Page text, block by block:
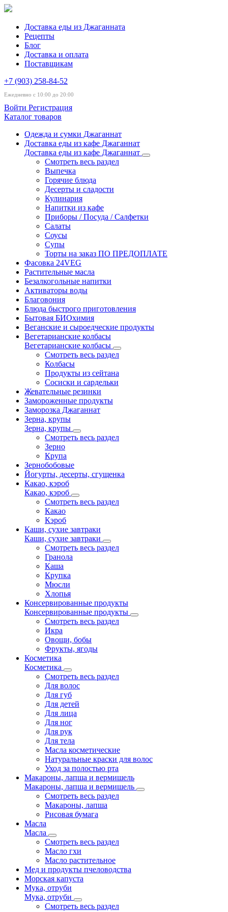
Доставка еды из Джаганната
Рецепты
Блог
Доставка и оплата
Поставщикам
+7 (903) 258-84-52
Ежедневно с 10:00 до 20:00
Войти Регистрация
Каталог товаров
Одежда и сумки Джаганнат
Доставка еды из кафе Джаганнат
Доставка еды из кафе Джаганнат
Смотреть весь раздел
Выпечка
Горячие блюда
Десерты и сладости
Кулинария
Напитки из кафе
Приборы / Посуда / Салфетки
Салаты
Соусы
Супы
Торты на заказ ПО ПРЕДОПЛАТЕ
Фасовка 24VEG
Растительные масла
Безалкогольные напитки
Активаторы воды
Благовония
Блюда быстрого приготовления
Бытовая БИОхимия
Веганские и сыроедческие продукты
Вегетарианские колбасы
Вегетарианские колбасы
Смотреть весь раздел
Колбасы
Продукты из сейтана
Сосиски и сардельки
Жевательные резинки
Замороженные продукты
Заморозка Джаганнат
Зерна, крупы
Зерна, крупы
Смотреть весь раздел
Зерно
Крупа
Зернобобовые
Йогурты, десерты, сгущенка
Какао, кэроб
Какао, кэроб
Смотреть весь раздел
Какао
Кэроб
Каши, сухие завтраки
Каши, сухие завтраки
Смотреть весь раздел
Гранола
Каша
Крупка
Мюсли
Хлопья
Консервированные продукты
Консервированные продукты
Смотреть весь раздел
Икра
Овощи, бобы
Фрукты, ягоды
Косметика
Косметика
Смотреть весь раздел
Для волос
Для губ
Для детей
Для лица
Для ног
Для рук
Для тела
Масла косметические
Натуральные краски для волос
Уход за полостью рта
Макароны, лапша и вермишель
Макароны, лапша и вермишель
Смотреть весь раздел
Макароны, лапша
Рисовая бумага
Масла
Масла
Смотреть весь раздел
Масло гхи
Масло растительное
Мед и продукты пчеловодства
Морская капуста
Мука, отруби
Мука, отруби
Смотреть весь раздел